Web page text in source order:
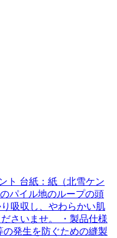
ト 台紙：紙（北雪ケン
パイル地のループの頭
吸収し、やわらかい肌
さいませ。 ・製品仕様
発生を防ぐための縫製